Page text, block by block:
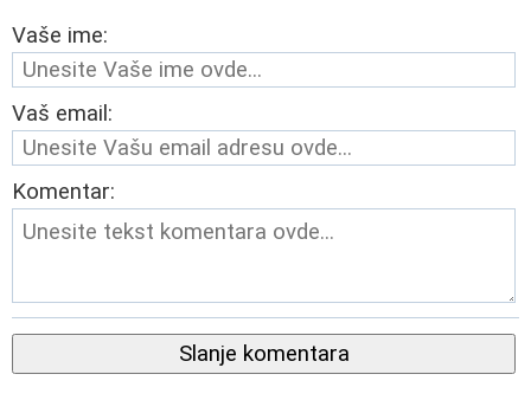
Vaše ime:
Vaš email:
Komentar:
Slanje komentara